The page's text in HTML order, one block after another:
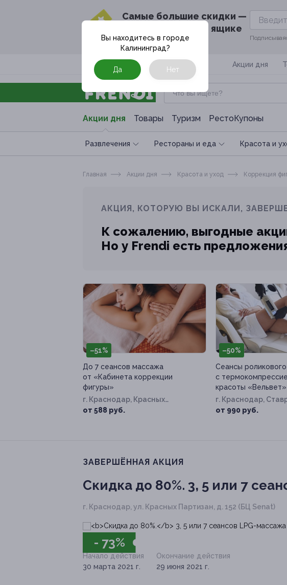
Cамые большие скидки —
в твоём почтовом ящике
Москва Акции дня
Акции дня Товары Туризм РестоКупоны
Развлечения Рестораны и еда Красота и
Вы находитесь в городе
Калининград?
Да Нет
Главная Акции дня Красота и уход Коррекция
АКЦИЯ, КОТОРУЮ ВЫ ИСКАЛИ,
К сожалению, выгодные
Но у Frendi есть
–51%
До 7 сеансов массажа
от «Кабинета коррекции
фигуры»
г. Краснодар, Красных
Партизан ул, д. 144/1
от 588 руб.
–50%
Сеансы
с
красоты «Вельвет»
г. Краснодар,
ул, д. 124
от 990 руб.
ЗАВЕРШЁННАЯ АКЦИЯ
Скидка до 80%. 3, 5 или 7
г. Краснодар, ул. Красных Партизан, д. 152 (БЦ Senat)
- 73%
Начало действия
30 марта 2021 г.
Окончание действия
29 июня 2021 г.